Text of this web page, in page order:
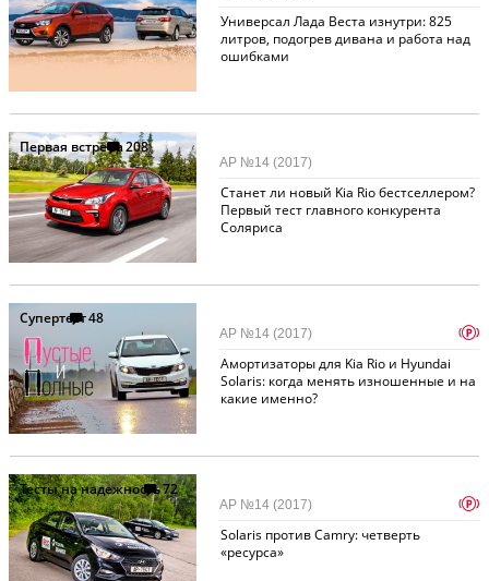
Универсал Лада Веста изнутри: 825
литров, подогрев дивана и работа над
ошибками
Первая встреча208
Станет ли новый Kia Rio бестселлером?
Первый тест главного конкурента
Соляриса
АР №14 (2017)
Супертест48
Амортизаторы для Kia Rio и Hyundai
Solaris: когда менять изношенные и на
какие именно?
АР №14 (2017) p
Тесты на надежность72
Solaris против Camry: четверть
«ресурса»
АР №14 (2017) p